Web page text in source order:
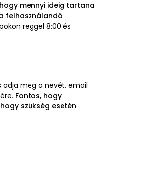
mennyi ideig tartana
felhasználandó
reggel 8:00 és
adja meg a nevét, email
Fontos, hogy
szükség esetén